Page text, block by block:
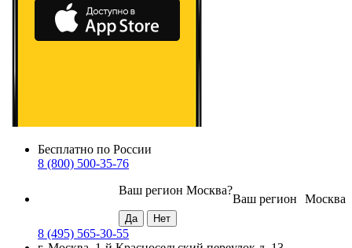
Бесплатно по России
8 (800) 500-35-76
Москва
Ваш регион
Ваш регион Москва?
8 (495) 565-30-55